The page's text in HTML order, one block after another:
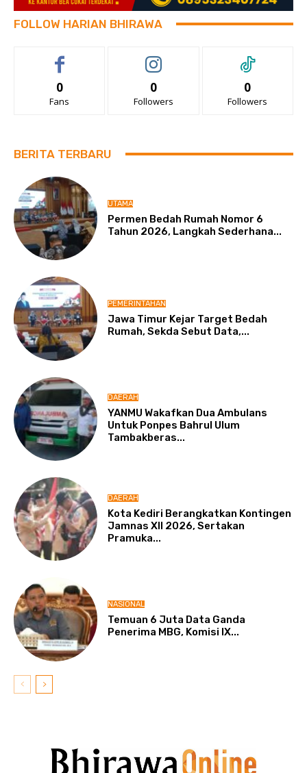
FOLLOW HARIAN BHIRAWA
0
Fans
0
Followers
0
Followers
BERITA TERBARU
UTAMA
Permen Bedah Rumah Nomor 6
Tahun 2026, Langkah Sederhana...
PEMERINTAHAN
Jawa Timur Kejar Target Bedah
Rumah, Sekda Sebut Data,...
DAERAH
YANMU Wakafkan Dua Ambulans
Untuk Ponpes Bahrul Ulum
Tambakberas...
DAERAH
Kota Kediri Berangkatkan Kontingen
Jamnas XII 2026, Sertakan
Pramuka...
NASIONAL
Temuan 6 Juta Data Ganda
Penerima MBG, Komisi IX...